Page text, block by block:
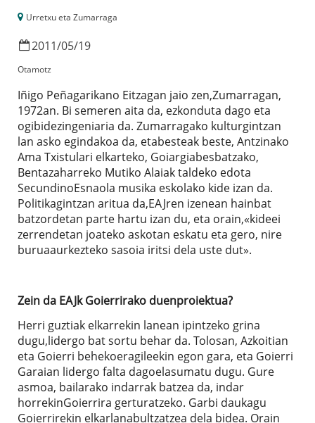
Urretxu eta Zumarraga
2011/05/19
Otamotz
Iñigo Peñagarikano Eitzagan jaio zen,Zumarragan,
1972an. Bi semeren aita da, ezkonduta dago eta
ogibidezingeniaria da. Zumarragako kulturgintzan
lan asko egindakoa da, etabesteak beste, Antzinako
Ama Txistulari elkarteko, Goiargiabesbatzako,
Bentazaharreko Mutiko Alaiak taldeko edota
SecundinoEsnaola musika eskolako kide izan da.
Politikagintzan aritua da,EAJren izenean hainbat
batzordetan parte hartu izan du, eta orain,«kideei
zerrendetan joateko askotan eskatu eta gero, nire
buruaaurkezteko sasoia iritsi dela uste dut».
Zein da EAJk Goierrirako duenproiektua?
Herri guztiak elkarrekin lanean ipintzeko grina
dugu,lidergo bat sortu behar da. Tolosan, Azkoitian
eta Goierri behekoeragileekin egon gara, eta Goierri
Garaian lidergo falta dagoelasumatu dugu. Gure
asmoa, bailarako indarrak batzea da, indar
horrekinGoierrira gerturatzeko. Garbi daukagu
Goierrirekin elkarlanabultzatzea dela bidea. Orain